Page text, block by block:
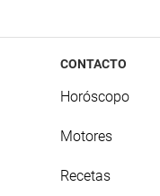
CONTACTO
Horóscopo
Motores
Recetas